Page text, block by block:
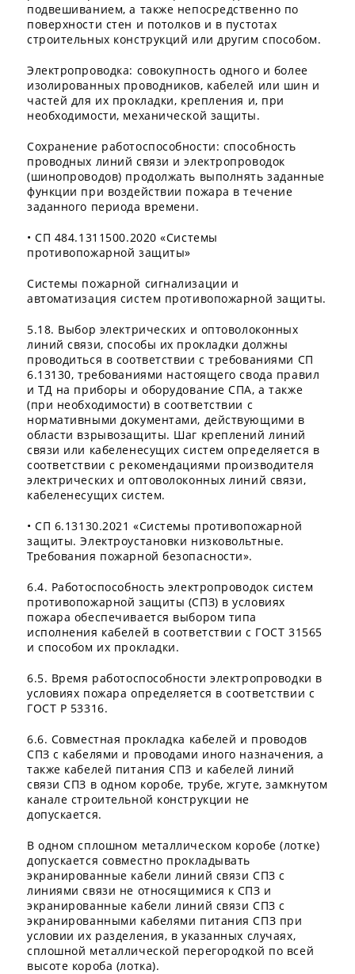
подвешиванием, а также непосредственно по
поверхности стен и потолков и в пустотах
строительных конструкций или другим способом.
Электропроводка: совокупность одного и более
изолированных проводников, кабелей или шин и
частей для их прокладки, крепления и, при
необходимости, механической защиты.
Сохранение работоспособности: способность
проводных линий связи и электропроводок
(шинопроводов) продолжать выполнять заданные
функции при воздействии пожара в течение
заданного периода времени.
• СП 484.1311500.2020 «Системы
противопожарной защиты»
Системы пожарной сигнализации и
автоматизация систем противопожарной защиты.
5.18. Выбор электрических и оптоволоконных
линий связи, способы их прокладки должны
проводиться в соответствии с требованиями СП
6.13130, требованиями настоящего свода правил
и ТД на приборы и оборудование СПА, а также
(при необходимости) в соответствии с
нормативными документами, действующими в
области взрывозащиты. Шаг креплений линий
связи или кабеленесущих систем определяется в
соответствии с рекомендациями производителя
электрических и оптоволоконных линий связи,
кабеленесущих систем.
• СП 6.13130.2021 «Системы противопожарной
защиты. Электроустановки низковольтные.
Требования пожарной безопасности».
6.4. Работоспособность электропроводок систем
противопожарной защиты (СПЗ) в условиях
пожара обеспечивается выбором типа
исполнения кабелей в соответствии с ГОСТ 31565
и способом их прокладки.
6.5. Время работоспособности электропроводки в
условиях пожара определяется в соответствии с
ГОСТ Р 53316.
6.6. Совместная прокладка кабелей и проводов
СПЗ с кабелями и проводами иного назначения, а
также кабелей питания СПЗ и кабелей линий
связи СПЗ в одном коробе, трубе, жгуте, замкнутом
канале строительной конструкции не
допускается.
В одном сплошном металлическом коробе (лотке)
допускается совместно прокладывать
экранированные кабели линий связи СПЗ с
линиями связи не относящимися к СПЗ и
экранированные кабели линий связи СПЗ с
экранированными кабелями питания СПЗ при
условии их разделения, в указанных случаях,
сплошной металлической перегородкой по всей
высоте короба (лотка).